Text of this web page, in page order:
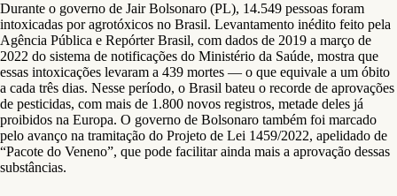
Durante o governo de Jair Bolsonaro (PL), 14.549 pessoas foram
intoxicadas por agrotóxicos no Brasil. Levantamento inédito feito pela
Agência Pública e Repórter Brasil, com dados de 2019 a março de
2022 do sistema de notificações do Ministério da Saúde, mostra que
essas intoxicações levaram a 439 mortes — o que equivale a um óbito
a cada três dias. Nesse período, o Brasil bateu o recorde de aprovações
de pesticidas, com mais de 1.800 novos registros, metade deles já
proibidos na Europa. O governo de Bolsonaro também foi marcado
pelo avanço na tramitação do Projeto de Lei 1459/2022, apelidado de
“Pacote do Veneno”, que pode facilitar ainda mais a aprovação dessas
substâncias.